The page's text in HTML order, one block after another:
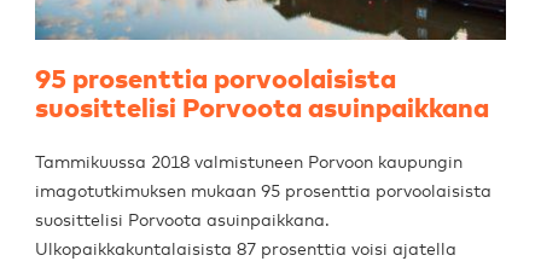
95 prosenttia porvoolaisista
suosittelisi Porvoota asuinpaikkana
Tammikuussa 2018 valmistuneen Porvoon kaupungin
imagotutkimuksen mukaan 95 prosenttia porvoolaisista
suosittelisi Porvoota asuinpaikkana.
Ulkopaikkakuntalaisista 87 prosenttia voisi ajatella